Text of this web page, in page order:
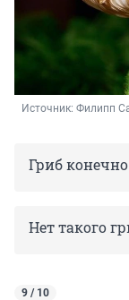
Источник: Филипп
Гриб
Нет такого
9 / 10